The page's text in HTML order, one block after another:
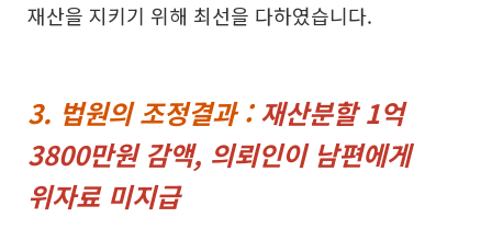
재산을 지키기 위해 최선을 다하였습니다.
​3. 법원의 조정결과 :재산분할 1억
3800만원 감액, 의뢰인이 남편에게
위자료 미지급